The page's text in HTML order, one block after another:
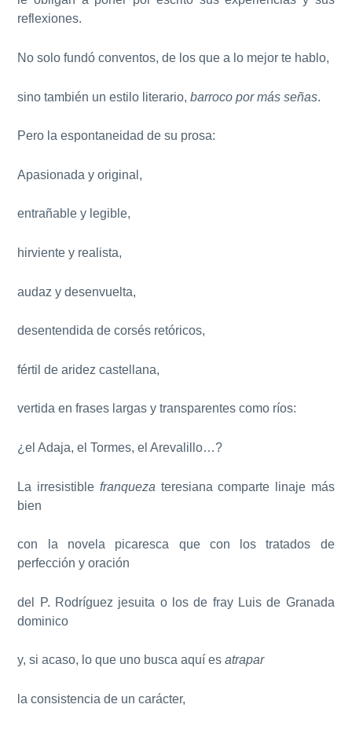
reflexiones.
No solo fundó conventos, de los que a lo mejor te hablo,
sino también un estilo literario,barroco por más señas.
Pero la espontaneidad de su prosa:
Apasionada y original,
entrañable y legible,
hirviente y realista,
audaz y desenvuelta,
desentendida de corsés retóricos,
fértil de aridez castellana,
vertida en frases largas y transparentes como ríos:
¿el Adaja, el Tormes, el Arevalillo…?
La irresistible franqueza teresiana comparte linaje más
bien
con la novela picaresca que con los tratados de
perfección y oración
del P. Rodríguez jesuita o los de fray Luis de Granada
dominico
y, si acaso, lo que uno busca aquí esatrapar
la consistencia de un carácter,